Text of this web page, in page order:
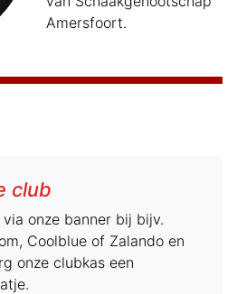
Amersfoort.
club
via onze banner bij bijv.
Coolblue of Zalando en
onze clubkas een